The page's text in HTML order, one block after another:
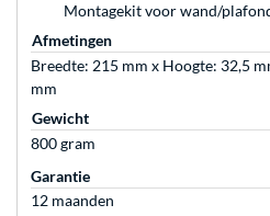
Montagekit voor wand/
Afmetingen
Breedte: 215 mm x Hoogte: 32,5
mm
Gewicht
800 gram
Garantie
12 maanden